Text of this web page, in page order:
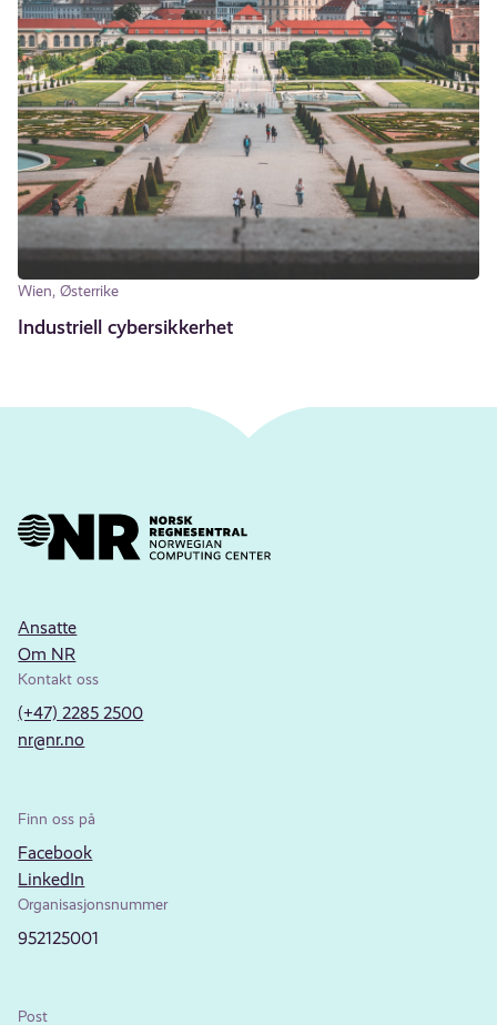
Wien, Østerrike
Industriell cybersikkerhet
Ansatte
Om NR
Kontakt oss
(+47) 2285 2500
nr@nr.no
Finn oss på
Facebook
LinkedIn
Organisasjonsnummer
952125001
Post